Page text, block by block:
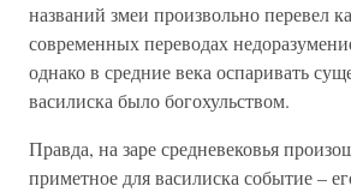
названий змеи произвольно перевел
современных переводах
однако в средние века оспаривать
василиска было богохульством.
Правда, на заре средневековья
приметное для василиска событие –